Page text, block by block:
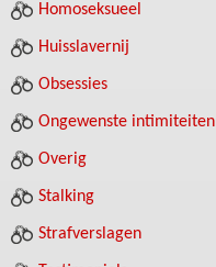
Homoseksueel
Huisslavernij
Obsessies
Ongewenste intimiteiten
Overig
Stalking
Strafverslagen